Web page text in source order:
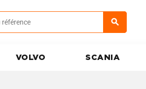
VOLVO SCANIA